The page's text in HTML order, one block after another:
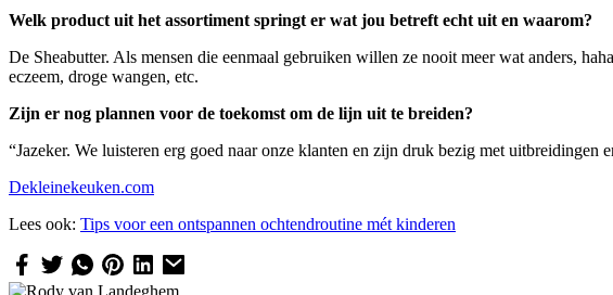
Welk product uit het assortiment springt er wat jou betreft echt uit en waarom?
De Sheabutter. Als mensen die eenmaal gebruiken willen ze nooit meer wat anders,
eczeem, droge wangen, etc.
Zijn er nog plannen voor de toekomst om de lijn uit te breiden?
“Jazeker. We luisteren erg goed naar onze klanten en zijn druk bezig met
Dekleinekeuken.com
Lees ook: Tips voor een ontspannen ochtendroutine mét kinderen